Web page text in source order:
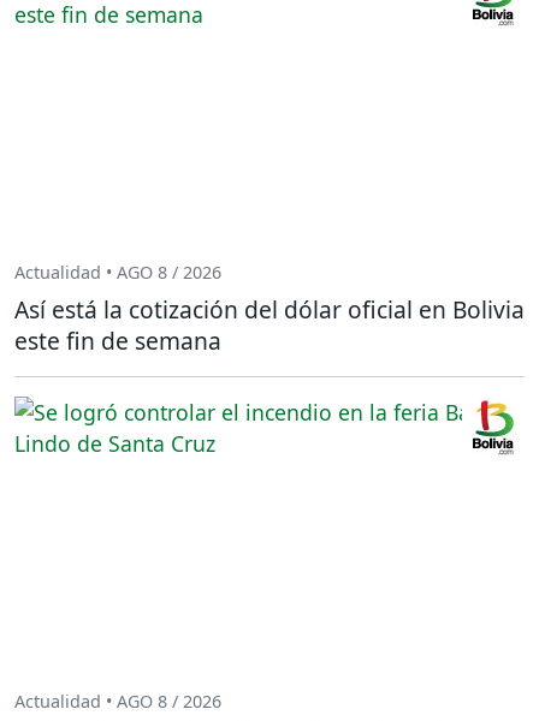
Actualidad • AGO 8 / 2026
Así está la cotización del dólar oficial en Bolivia
este fin de semana
Actualidad • AGO 8 / 2026